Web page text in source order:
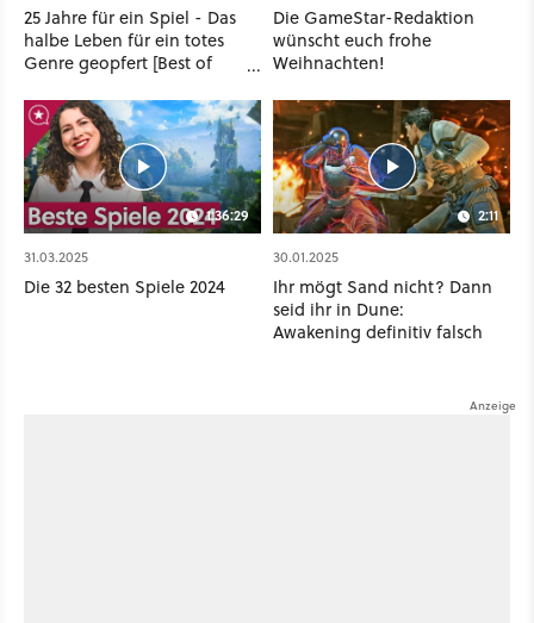
25 Jahre für ein Spiel - Das
halbe Leben für ein totes
Genre geopfert [Best of
Die GameStar-Redaktion
wünscht euch frohe
Weihnachten!
1:36:29
31.03.2025
Die 32 besten Spiele 2024
2:11
30.01.2025
Ihr mögt Sand nicht? Dann
seid ihr in Dune:
Awakening definitiv falsch